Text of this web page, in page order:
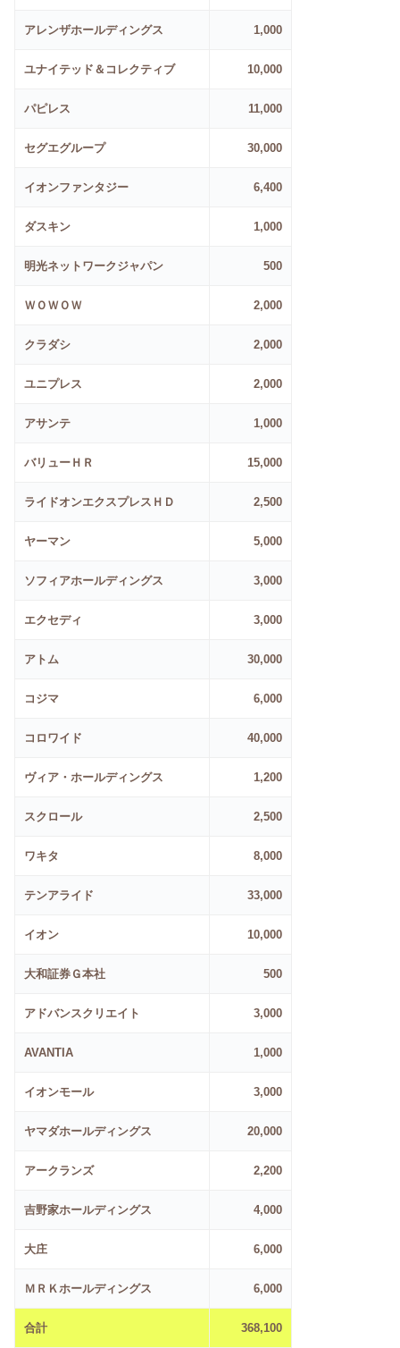
アレンザホールディングス 1,000
ユナイテッド＆コレクティブ 10,000
パピレス 11,000
セグエグループ 30,000
イオンファンタジー 6,400
ダスキン 1,000
明光ネットワークジャパン 500
ＷＯＷＯＷ 2,000
クラダシ 2,000
ユニプレス 2,000
アサンテ 1,000
バリューＨＲ 15,000
ライドオンエクスプレスＨＤ 2,500
ヤーマン 5,000
ソフィアホールディングス 3,000
エクセディ 3,000
アトム 30,000
コジマ 6,000
コロワイド 40,000
ヴィア・ホールディングス 1,200
スクロール 2,500
ワキタ 8,000
テンアライド 33,000
イオン 10,000
大和証券Ｇ本社 500
アドバンスクリエイト 3,000
AVANTIA 1,000
イオンモール 3,000
ヤマダホールディングス 20,000
アークランズ 2,200
吉野家ホールディングス 4,000
大庄 6,000
ＭＲＫホールディングス 6,000
合計 368,100